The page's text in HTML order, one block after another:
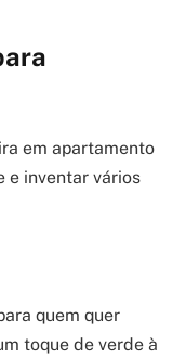
em apartamento
e inventar vários
quem quer
toque de verde à